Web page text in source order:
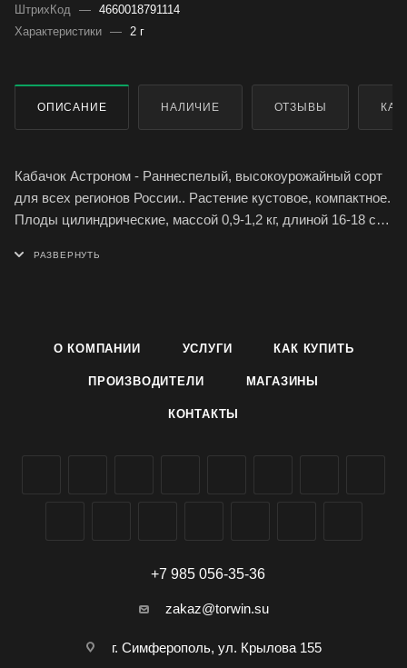
ШтрихКод — 4660018791114
Характеристики — 2 г
ОПИСАНИЕ НАЛИЧИЕ ОТЗЫВЫ
Кабачок Астроном - Раннеспелый, высокоурожайный сорт
для всех регионов России.. Растение кустовое, компактное.
Плоды цилиндрические, массой 0,9-1,2 кг, длиной 16-18 см,
витаминов. Прекрасно подходит для консервирования,
Семена раннего кабачка сорта Астроном производителя
О КОМПАНИИ УСЛУГИ КАК КУПИТЬ
ПРОИЗВОДИТЕЛИ МАГАЗИНЫ
КОНТАКТЫ
+7 985 056-35-36
zakaz@torwin.su
г. Симферополь, ул. Крылова 155